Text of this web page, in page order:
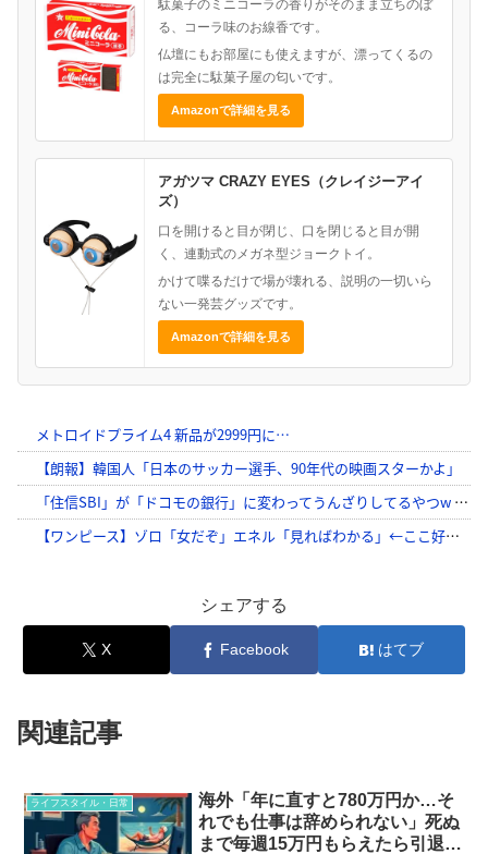
駄菓子のミニコーラの香りがそのまま立ちのぼ
る、コーラ味のお線香です。
仏壇にもお部屋にも使えますが、漂ってくるの
は完全に駄菓子屋の匂いです。
Amazonで詳細を見る
アガツマ CRAZY EYES（クレイジーアイ
ズ）
口を開けると目が閉じ、口を閉じると目が開
く、連動式のメガネ型ジョークトイ。
かけて喋るだけで場が壊れる、説明の一切いら
ない一発芸グッズです。
Amazonで詳細を見る
シェアする
X Facebook はてブ
関連記事
ライフスタイル・日常
海外「年に直すと780万円か…そ
れでも仕事は辞められない」死ぬ
まで毎週15万円もらえたら引退す